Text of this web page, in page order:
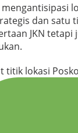
dan satu
JKN
titik lokasi